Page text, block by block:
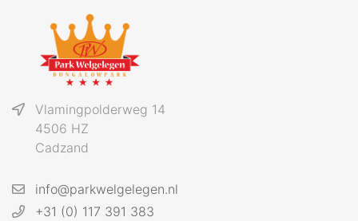
Vlamingpolderweg 14
4506 HZ
Cadzand
info@parkwelgelegen.nl
+31 (0) 117 391 383